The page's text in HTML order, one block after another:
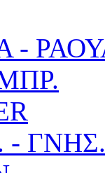
-
- ΓΝΗΣ.